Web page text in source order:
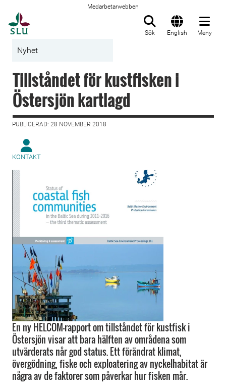
Medarbetarwebben
Sök English Meny
Nyhet
Tillståndet för kustfisken i
Östersjön kartlagd
PUBLICERAD: 28 NOVEMBER 2018
KONTAKT
En ny HELCOM-rapport om tillståndet för kustfisk i
Östersjön visar att bara hälften av områdena som
utvärderats når god status. Ett förändrat klimat,
övergödning, fiske och exploatering av nyckelhabitat är
några av de faktorer som påverkar hur fisken mår.